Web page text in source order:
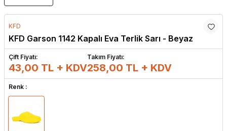
KFD
KFD Garson 1142 Kapalı Eva Terlik Sarı - Beyaz
Çift Fiyatı:
43,00 TL + KDV
Takım Fiyatı:
258,00 TL + KDV
Renk :